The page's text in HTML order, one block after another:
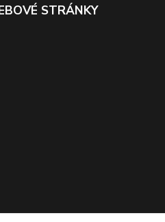
STRÁNKY